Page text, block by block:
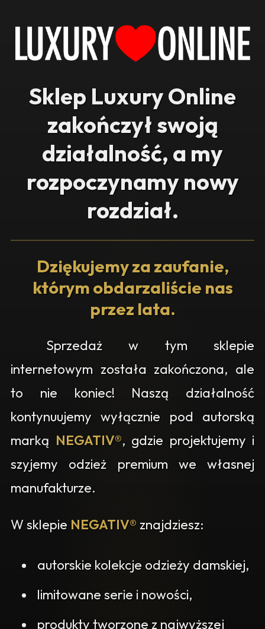
Sklep Luxury Online
zakończył swoją
działalność, a my
rozpoczynamy nowy
rozdział.
Dziękujemy za zaufanie,
którym obdarzaliście nas
przez lata.
Sprzedaż w tym sklepie
internetowym została zakończona, ale
to nie koniec! Naszą działalność
kontynuujemy wyłącznie pod autorską
marką NEGATIV®, gdzie projektujemy i
szyjemy odzież premium we własnej
manufakturze.
W sklepie NEGATIV® znajdziesz:
autorskie kolekcje odzieży damskiej,
limitowane serie i nowości,
produkty tworzone z najwyższej